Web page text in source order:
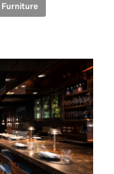
Furniture